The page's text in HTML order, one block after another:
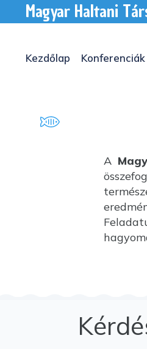
Magyar Haltani
Kezdőlap Konferenciák
A